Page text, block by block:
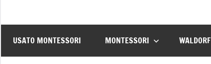
USATO MONTESSORI MONTESSORI WALDORF